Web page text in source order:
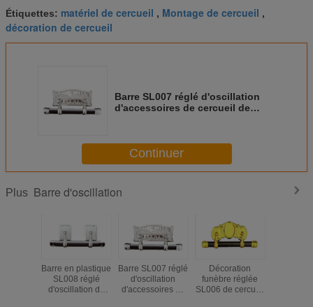
Étiquettes: matériel de cercueil , Montage de cercueil ,
décoration de cercueil
Barre SL007 réglé d'oscillation
d'accessoires de cercueil de
Continuer
Plus Barre d'oscillation
Barre en plastique
SL008 réglé
d'oscillation de
Barre SL007 réglé
d'oscillation
d'accessoires de
Décoration
funèbre réglée
SL006 de cercueil